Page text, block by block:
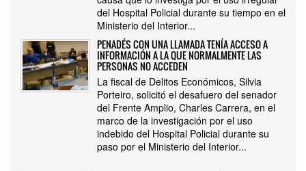
del Hospital Policial durante su tiempo en el
Ministerio del Interior...
PENADÉS CON UNA LLAMADA TENÍA ACCESO A
INFORMACIÓN A LA QUE NORMALMENTE LAS
PERSONAS NO ACCEDEN
La fiscal de Delitos Económicos, Silvia
Porteiro, solicitó el desafuero del senador
del Frente Amplio, Charles Carrera, en el
marco de la investigación por el uso
indebido del Hospital Policial durante su
paso por el Ministerio del Interior...